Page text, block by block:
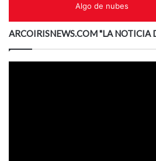
Algo de nubes
ARCOIRISNEWS.COM "LA NOTICIA